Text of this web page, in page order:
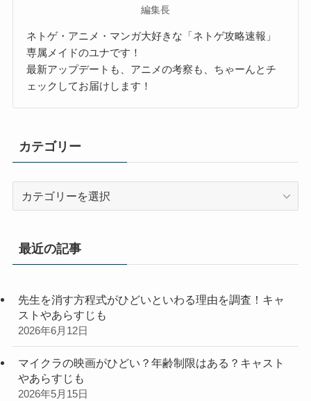
編集長
ネトゲ・アニメ・マンガ大好きな「ネトゲ攻略速報」
専属メイドのユナです！
最新アップデートも、アニメの考察も、ちゃーんとチ
ェックしてお届けします！
カテゴリー
リ
最近の記事
先生を消す方程式がひどいといわる理由を調査！キャ
ストやあらすじも
2026年6月12日
マイクラの映画がひどい？年齢制限はある？キャスト
やあらすじも
2026年5月15日